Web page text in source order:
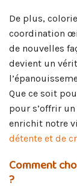
De plus,
coordination
de nouvelles
devient un
Que ce soit
pour s’offrir
enrichit notre
détente et de
Comment
?